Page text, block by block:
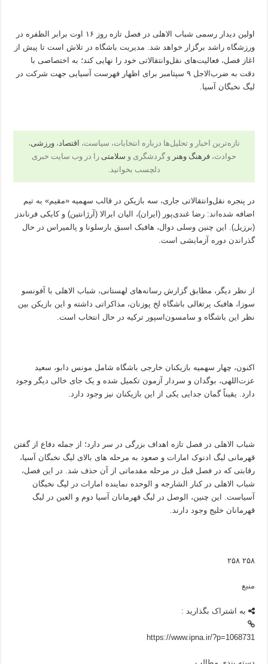
اولین دیدار رسمی شباب الاهلی در فصل تازه روز ۱۶ اوت برابر الظفره در
ورزشگاه راشد برگزار خواهد شد. مدیریت باشگاه در تلاش است تا پیش از
اغاز فصل، فعالیت‌های نقل‌وانتقالاتی خود را نهایی کند؛ به اختصاصی با
دقت به ضرب‌الاجل ۹ سپتامبر برای اظهار فهرست آسیایی جهت شرکت در
لیگ نخبگان آسیا.
تازه‌ترین اخبار و تحلیل‌ها درباره انتخابات، سیاست، اقتصاد، ورزشی،
حوادث، فرهنگ وهنر و گردشگری و سلامتی را در وب سایت خبری
دلچسب بخوانید.
در پنجره نقل‌وانتقالاتی جاری، سه بازیکن در قالب سهمیه «مقیم» به تیم
اضافه شده‌اند: رضا غندی‌پور (ایران)، الیان ایرالا (آرژانتین) و کایکی فرناندز
(برزیل). این چنین وسلی دوال، هافبک اسبق بارسلونا و پالمیراس در حال
گذراندن دوره آزمایشی است.
از نظر دیگر، مطابق گزارش رسانه‌های لهستانی، شباب الاهلی با آفونسو
سوزا، هافبک پرتغالی باشگاه لخ پوزنان، مذاکراتی داشته و این بازیکن بین
نظر این باشگاه و سامسون‌اسپور ترکیه در حال انتخاب است.
اکنون، چهار سهمیه بازیکنان خارجی باشگاه شامل مونس دابو، سعید
عزت‌اللهی، بوگدان و سردار آزمون تکمیل شده و یک جای خالی دیگر وجود
دارد. یقیناً گمان جدایی یکی از این بازیکنان نیز وجود دارد.
شباب الاهلی در فصل تازه اهداف بزرگی در سر دارد؛ از جمله دفاع از گفتن
قهرمانی لیگ ادنوک امارات و صعود به مرحله های بالای لیگ نخبگان آسیا،
رقابتی که در فصل قبل در مرحله مقدماتی از آن حذف شد. در این فصل،
شباب الاهلی در کنار الشارجه و الوحده نماینده امارات در لیگ نخبگان
آسیاست. این چنین، الوصل در لیگ قهرمانان آسیا دوم و العین در لیگ
قهرمانان خلیج وجود دارند.
۲۵۸ ۲۵۸
منبع
به اشتراک بگذارید :
https://www.ipna.ir/?p=1068731